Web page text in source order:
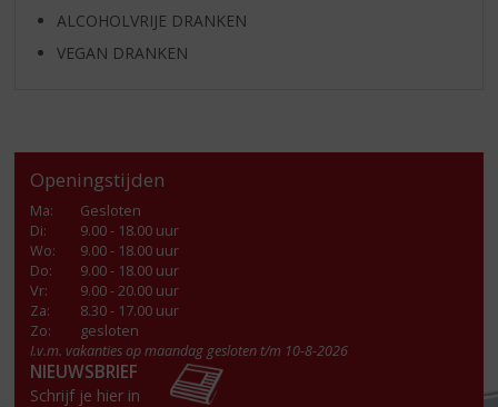
ALCOHOLVRIJE DRANKEN
VEGAN DRANKEN
Openingstijden
Ma:
Gesloten
Di:
9.00 - 18.00 uur
Wo:
9.00 - 18.00 uur
Do:
9.00 - 18.00 uur
Vr:
9.00 - 20.00 uur
Za:
8.30 - 17.00 uur
Zo:
gesloten
I.v.m. vakanties op maandag gesloten t/m 10-8-2026
NIEUWSBRIEF
Schrijf je hier in